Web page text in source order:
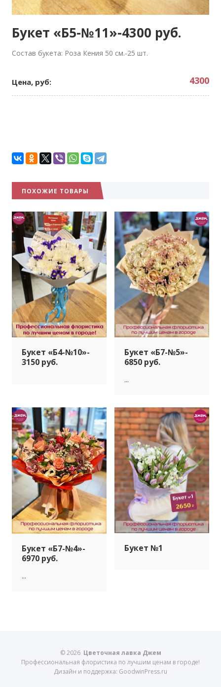
Букет «Б5-№11»-4300 руб.
Состав букета: Роза Кения 50 см.-25 шт.
Цена, руб: 4300
ПОХОЖИЕ ТОВАРЫ
Букет «Б4-№10»-
3150 руб.
Букет «Б7-№5»-
6850 руб.
...
Букет «Б7-№4»-
6970 руб.
...
Букет №1
© 2026 Цветочная лавка Джем
Профессиональная флористика по лучшим ценам в городе!
Дизайн и поддержка: GoodwinPress.ru